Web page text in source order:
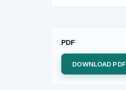
PDF
DOWNLOAD PDF